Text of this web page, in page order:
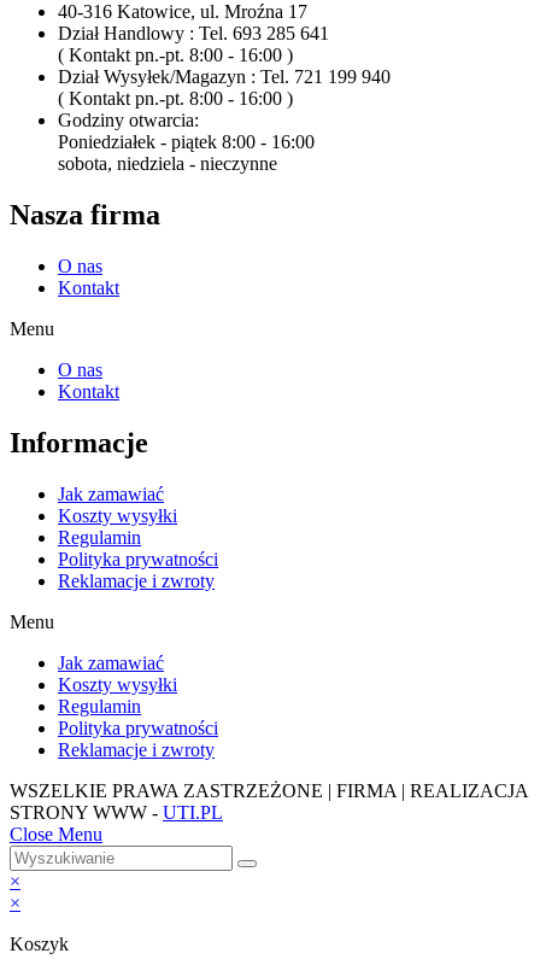
40-316 Katowice, ul. Mroźna 17
Dział Handlowy : Tel. 693 285 641
( Kontakt pn.-pt. 8:00 - 16:00 )
Dział Wysyłek/Magazyn : Tel. 721 199 940
( Kontakt pn.-pt. 8:00 - 16:00 )
Godziny otwarcia:
Poniedziałek - piątek 8:00 - 16:00
sobota, niedziela - nieczynne
Nasza firma
O nas
Kontakt
Menu
O nas
Kontakt
Informacje
Jak zamawiać
Koszty wysyłki
Regulamin
Polityka prywatności
Reklamacje i zwroty
Menu
Jak zamawiać
Koszty wysyłki
Regulamin
Polityka prywatności
Reklamacje i zwroty
WSZELKIE PRAWA ZASTRZEŻONE | FIRMA | REALIZACJA
STRONY WWW - UTI.PL
Close Menu
×
×
Koszyk